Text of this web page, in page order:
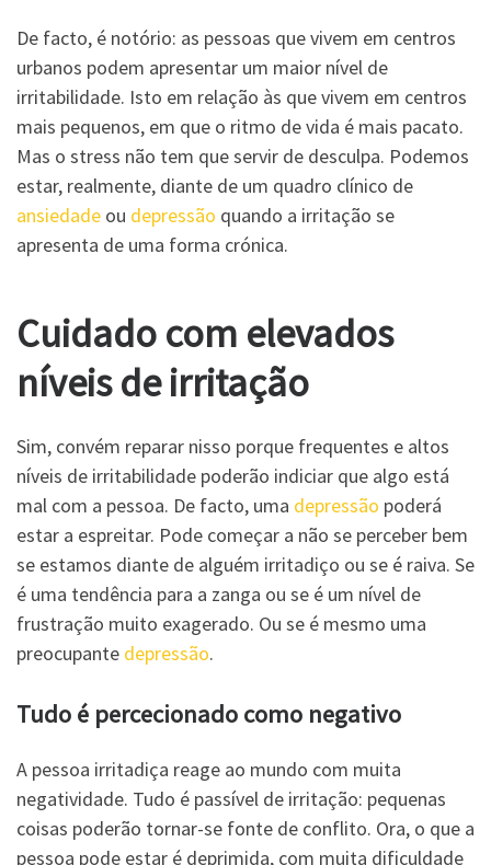
De facto, é notório: as pessoas que vivem em centros
urbanos podem apresentar um maior nível de
irritabilidade. Isto em relação às que vivem em centros
mais pequenos, em que o ritmo de vida é mais pacato.
Mas o stress não tem que servir de desculpa. Podemos
estar, realmente, diante de um quadro clínico de
ansiedade ou depressão quando a irritação se
apresenta de uma forma crónica.
Cuidado com elevados
níveis de irritação
Sim, convém reparar nisso porque frequentes e altos
níveis de irritabilidade poderão indiciar que algo está
mal com a pessoa. De facto, uma depressão poderá
estar a espreitar. Pode começar a não se perceber bem
se estamos diante de alguém irritadiço ou se é raiva. Se
é uma tendência para a zanga ou se é um nível de
frustração muito exagerado. Ou se é mesmo uma
preocupante depressão.
Tudo é percecionado como negativo
A pessoa irritadiça reage ao mundo com muita
negatividade. Tudo é passível de irritação: pequenas
coisas poderão tornar-se fonte de conflito. Ora, o que a
pessoa pode estar é deprimida, com muita dificuldade